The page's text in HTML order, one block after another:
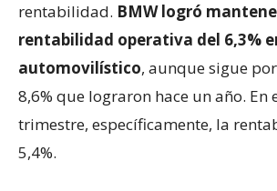
rentabilidad. BMW logró
rentabilidad operativa del 6,3%
automovilístico, aunque sigue
8,6% que lograron hace un año. En
trimestre, específicamente, la
5,4%.